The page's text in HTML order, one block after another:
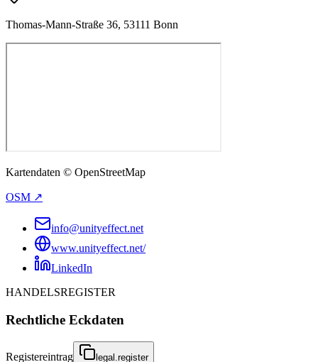
Thomas-Mann-Straße 36, 53111 Bonn
Kartendaten © OpenStreetMap
OSM ↗
info@unityeffect.net
www.unityeffect.net/
LinkedIn
HANDELSREGISTER
Rechtliche Eckdaten
Registereintrag legal.register